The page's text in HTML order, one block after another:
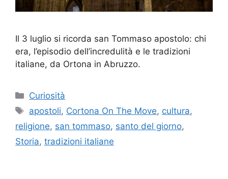
Il 3 luglio si ricorda san Tommaso apostolo: chi
era, l’episodio dell’incredulità e le tradizioni
italiane, da Ortona in Abruzzo.
Categorie
Curiosità
Tag
apostoli, Cortona On The Move, cultura,
religione, san tommaso, santo del giorno,
Storia, tradizioni italiane